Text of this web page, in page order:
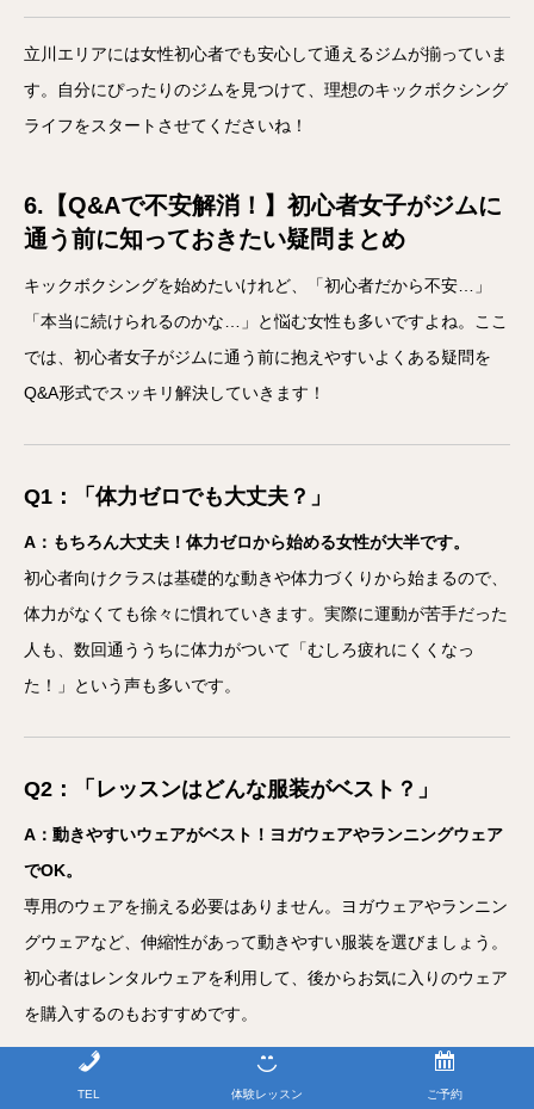
立川エリアには女性初心者でも安心して通えるジムが揃っていま
す。自分にぴったりのジムを見つけて、理想のキックボクシング
ライフをスタートさせてくださいね！
6.【Q&Aで不安解消！】初心者女子がジムに
通う前に知っておきたい疑問まとめ
キックボクシングを始めたいけれど、「初心者だから不安…」
「本当に続けられるのかな…」と悩む女性も多いですよね。ここ
では、初心者女子がジムに通う前に抱えやすいよくある疑問を
Q&A形式でスッキリ解決していきます！
Q1：「体力ゼロでも大丈夫？」
A：もちろん大丈夫！体力ゼロから始める女性が大半です。
初心者向けクラスは基礎的な動きや体力づくりから始まるので、
体力がなくても徐々に慣れていきます。実際に運動が苦手だった
人も、数回通ううちに体力がついて「むしろ疲れにくくなっ
た！」という声も多いです。
Q2：「レッスンはどんな服装がベスト？」
A：動きやすいウェアがベスト！ヨガウェアやランニングウェア
でOK。
専用のウェアを揃える必要はありません。ヨガウェアやランニン
グウェアなど、伸縮性があって動きやすい服装を選びましょう。
初心者はレンタルウェアを利用して、後からお気に入りのウェア
を購入するのもおすすめです。
TEL 体験レッスン ご予約